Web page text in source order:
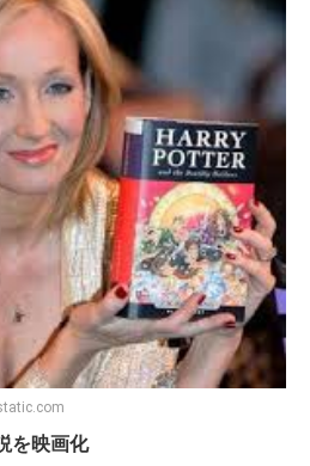
を映画化